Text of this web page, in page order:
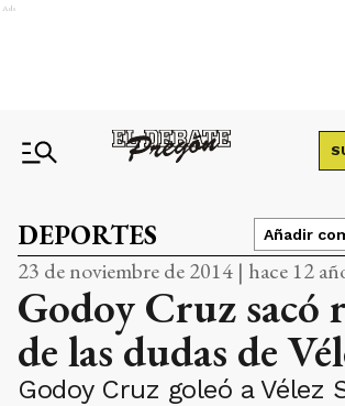
Ads
DEPORTES Añadir
23 de noviembre de 2014 | hace 12
Godoy Cruz sacó
de las dudas de
Godoy Cruz goleó a Vélez